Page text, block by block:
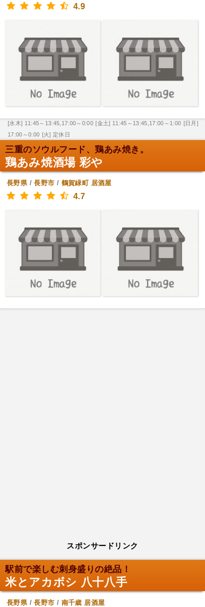
4.9
[水木] 11:45～13:45,17:00～0:00 [金土] 11:45～13:45,17:00～1:00 [日月]
17:00～0:00 [火] 定休日
三重のソウルフード、鶏あみ焼き。
鶏あみ焼酒場 彩や
長野県/長野市 / 鶴賀緑町 居酒屋
4.7
スポンサードリンク
駅前で楽しむ刺身盛りの絶品！
米とアカボシ 八十八手
長野県/長野市 / 南千歳 居酒屋